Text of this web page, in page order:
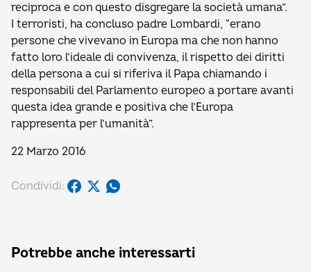
reciproca e con questo disgregare la società umana”.
I terroristi, ha concluso padre Lombardi, “erano
persone che vivevano in Europa ma che non hanno
fatto loro l’ideale di convivenza, il rispetto dei diritti
della persona a cui si riferiva il Papa chiamando i
responsabili del Parlamento europeo a portare avanti
questa idea grande e positiva che l’Europa
rappresenta per l’umanità”.
22 Marzo 2016
Condividi:
Potrebbe anche interessarti